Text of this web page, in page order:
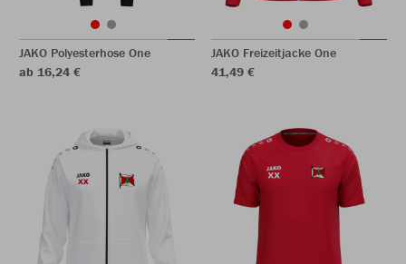
JAKO Polyesterhose One
ab 16,24 €
JAKO Freizeitjacke One
41,49 €